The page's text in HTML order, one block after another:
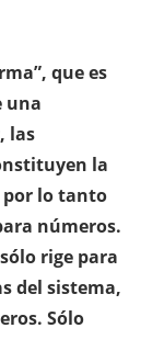
que es
una
las
la
por lo tanto
números.
rige para
del sistema,
Sólo